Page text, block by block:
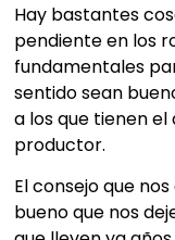
Hay bastantes
pendiente en los
fundamentales
sentido sean
a los que tienen
productor.
El consejo que
bueno que nos